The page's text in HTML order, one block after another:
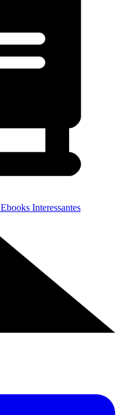
Ebooks Interessantes